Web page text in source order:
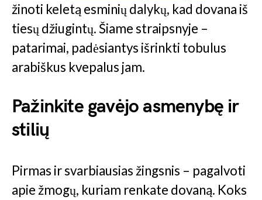
žinoti keletą esminių dalykų, kad dovana iš
tiesų džiugintų. Šiame straipsnyje –
patarimai, padėsiantys išrinkti tobulus
arabiškus kvepalus jam.
Pažinkite gavėjo asmenybę ir
stilių
Pirmas ir svarbiausias žingsnis – pagalvoti
apie žmogų, kuriam renkate dovaną. Koks